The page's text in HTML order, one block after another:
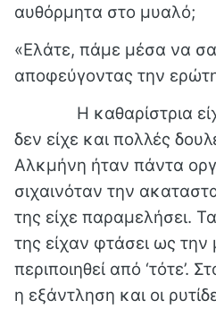
αυθόρμητα στο μυαλό;
«Ελάτε, πάμε μέσα να
αποφεύγοντας την
Η καθαρίστρια
δεν είχε και πολλές
Αλκμήνη ήταν πάντα
σιχαινόταν την
της είχε παραμελήσει.
της είχαν φτάσει ως
περιποιηθεί από ‘τότε’.
η εξάντληση και οι